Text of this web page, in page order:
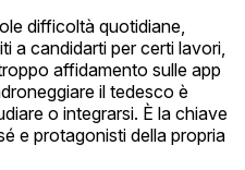
difficoltà quotidiane,
a candidarti per certi lavori,
affidamento sulle app
il tedesco è
o integrarsi. È la chiave
e protagonisti della propria